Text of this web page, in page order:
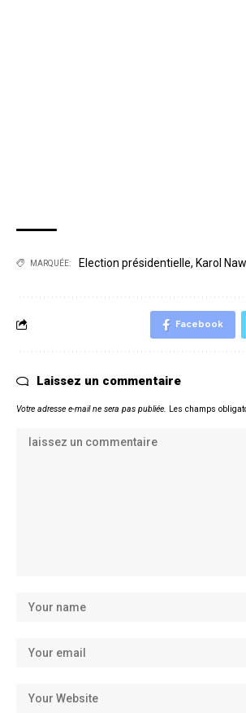
MARQUÉE: Election présidentielle, Karol
Facebook
Laissez un commentaire
Votre adresse e-mail ne sera pas publiée. Les champs